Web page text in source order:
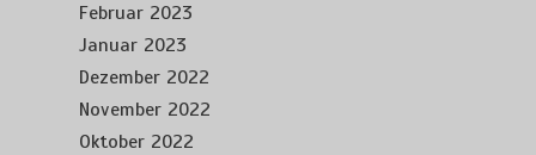
Februar 2023
Januar 2023
Dezember 2022
November 2022
Oktober 2022